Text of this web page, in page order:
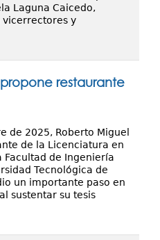
Laguna Caicedo,
vicerrectores y
restaurante
de 2025, Roberto Miguel
de la Licenciatura en
de Ingeniería
Tecnológica de
un importante paso en
sustentar su tesis